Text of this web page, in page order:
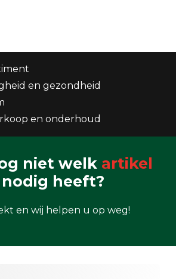
en gezondheid
en onderhoud
niet welk artikel
heeft?
en wij helpen u op weg!